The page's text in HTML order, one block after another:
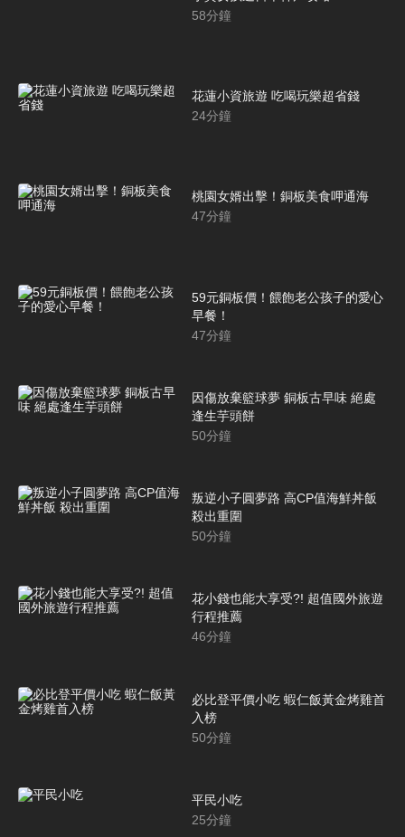
58分鐘
花蓮小資旅遊 吃喝玩樂超省錢
24分鐘
桃園女婿出擊！銅板美食呷通海
47分鐘
59元銅板價！餵飽老公孩子的愛心
早餐！
47分鐘
因傷放棄籃球夢 銅板古早味 絕處
逢生芋頭餅
50分鐘
叛逆小子圓夢路 高CP值海鮮丼飯
殺出重圍
50分鐘
花小錢也能大享受?! 超值國外旅遊
行程推薦
46分鐘
必比登平價小吃 蝦仁飯黃金烤雞首
入榜
50分鐘
平民小吃
25分鐘